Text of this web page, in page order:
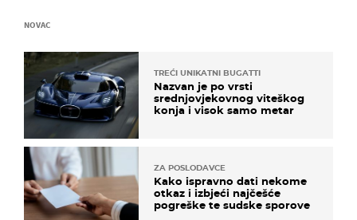
NOVAC
TREĆI UNIKATNI BUGATTI
Nazvan je po vrsti
srednjovjekovnog viteškog
konja i visok samo metar
ZA POSLODAVCE
Kako ispravno dati nekome
otkaz i izbjeći najčešće
pogreške te sudske sporove